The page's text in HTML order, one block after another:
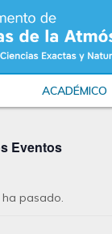
ACADÉMICO
Eventos
ha pasado.